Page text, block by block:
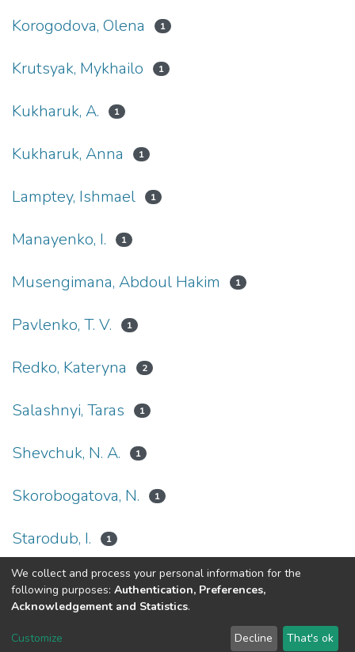
Korogodova, Olena 1
Krutsyak, Mykhailo 1
Kukharuk, A. 1
Kukharuk, Anna 1
Lamptey, Ishmael 1
Manayenko, I. 1
Musengimana, Abdoul Hakim 1
Pavlenko, T. V. 1
Redko, Kateryna 2
Salashnyi, Taras 1
Shevchuk, N. A. 1
Skorobogatova, N. 1
Starodub, I. 1
« 1(current)
2 3 4 5 ... 14 »
DSpace software copyright © 2002-2026 LYRASIS
We collect and process your personal information for the
following purposes: Authentication, Preferences,
Acknowledgement and Statistics.
Customize Decline That's ok